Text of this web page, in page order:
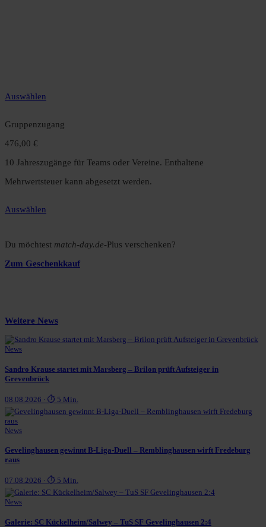
Auswählen
Gruppenzugang
476,00 €
10 Jahreszugänge für Teams oder Vereine. Enthaltene
Mehrwertsteuer kann abgesetzt werden.
Auswählen
Du möchtest match-day.de-Plus verschenken?
Zum Geschenkkauf
Weitere News
News
Sandro Krause startet mit Marsberg – Brilon prüft Aufsteiger in
Grevenbrück
08.08.2026 · ⏱ 5 Min.
News
Gevelinghausen gewinnt B-Liga-Duell – Remblinghausen wirft Fredeburg
raus
07.08.2026 · ⏱ 5 Min.
News
Galerie: SC Kückelheim/Salwey – TuS SF Gevelinghausen 2:4